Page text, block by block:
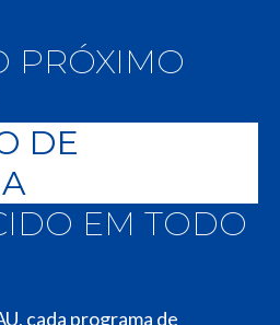
PRÓXIMO
DE
EM TODO
cada programa de